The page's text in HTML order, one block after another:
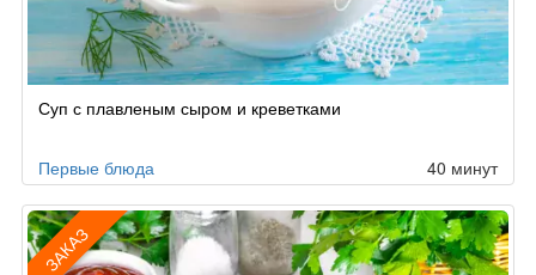
Суп с плавленым сыром и креветками
Первые блюда 40 минут
ЗАКАЗ